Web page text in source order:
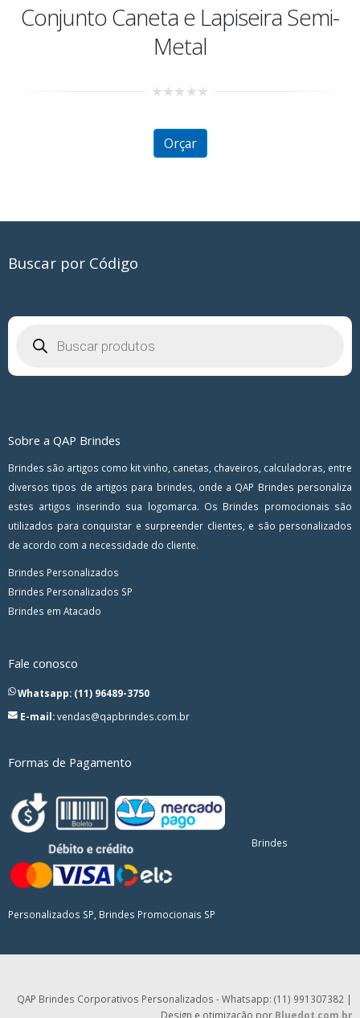
Buscar por Código
produtos
Sobre a QAP Brindes
Brindes são artigos como kit vinho, canetas, chaveiros, calculadoras, entre
diversos tipos de artigos para brindes, onde a QAP Brindes personaliza
estes artigos inserindo sua logomarca. Os Brindes promocionais são
utilizados para conquistar e surpreender clientes, e são personalizados
de acordo com a necessidade do cliente.
Brindes Personalizados
Brindes Personalizados SP
Brindes em Atacado
Fale conosco
Whatsapp: (11) 96489-3750
E-mail:vendas@qapbrindes.com.br
Formas de Pagamento
Brindes
Personalizados SP, Brindes Promocionais SP
QAP Brindes Corporativos Personalizados - Whatsapp: (11) 991307382 |
Design e otimização por Bluedot.com.br